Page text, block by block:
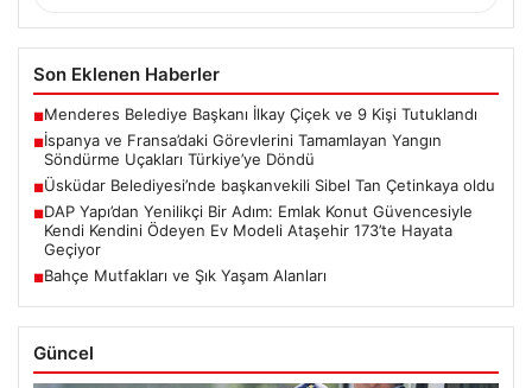
Son Eklenen Haberler
■Menderes Belediye Başkanı İlkay Çiçek ve 9 Kişi Tutuklandı
■İspanya ve Fransa’daki Görevlerini Tamamlayan Yangın
Söndürme Uçakları Türkiye’ye Döndü
■Üsküdar Belediyesi’nde başkanvekili Sibel Tan Çetinkaya oldu
■DAP Yapı’dan Yenilikçi Bir Adım: Emlak Konut Güvencesiyle
Kendi Kendini Ödeyen Ev Modeli Ataşehir 173’te Hayata
Geçiyor
■Bahçe Mutfakları ve Şık Yaşam Alanları
Güncel